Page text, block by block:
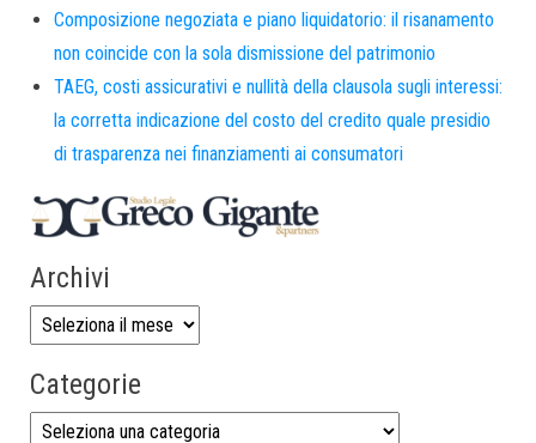
Composizione negoziata e piano liquidatorio: il risanamento
non coincide con la sola dismissione del patrimonio
TAEG, costi assicurativi e nullità della clausola sugli interessi:
la corretta indicazione del costo del credito quale presidio
di trasparenza nei finanziamenti ai consumatori
Archivi
Categorie